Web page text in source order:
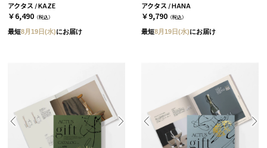
アクタス / KAZE
￥6,490 （税込）
最短8月19日(水)にお届け
アクタス / HANA
￥9,790 （税込）
最短8月19日(水)にお届け